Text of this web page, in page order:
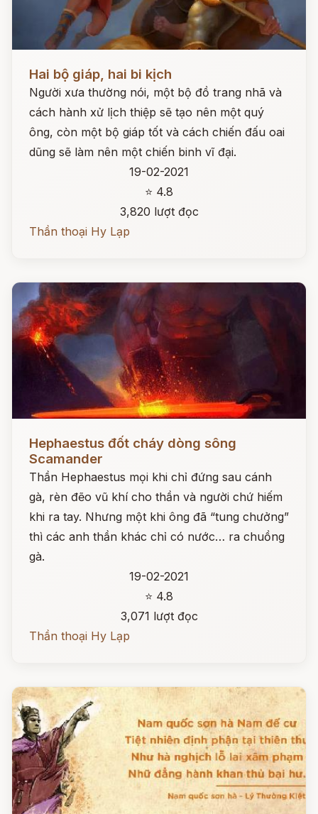
Hai bộ giáp, hai bi kịch
Người xưa thường nói, một bộ đồ trang nhã và
cách hành xử lịch thiệp sẽ tạo nên một quý
ông, còn một bộ giáp tốt và cách chiến đấu oai
dũng sẽ làm nên một chiến binh vĩ đại.
19-02-2021
⭐ 4.8
3,820 lượt đọc
Thần thoại Hy Lạp
Hephaestus đốt cháy dòng sông
Scamander
Thần Hephaestus mọi khi chỉ đứng sau cánh
gà, rèn đẽo vũ khí cho thần và người chứ hiếm
khi ra tay. Nhưng một khi ông đã “tung chưởng”
thì các anh thần khác chỉ có nước… ra chuồng
gà.
19-02-2021
⭐ 4.8
3,071 lượt đọc
Thần thoại Hy Lạp